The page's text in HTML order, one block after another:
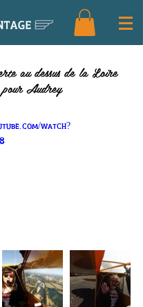
au dessus de la Loire
pour Audrey
watch?